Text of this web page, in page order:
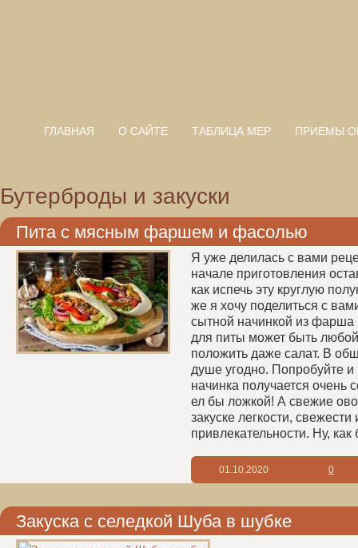
ГЛАВНАЯ О САЙТЕ ТАБЛИЦА МЕР ПРИЕМЫ
Бутерброды и закуски
Пита с мясным фаршем и фасолью
Я уже делилась с вами
начале приготовления
как испечь эту круглую
же я хочу поделиться с
сытной начинкой из
для питы может быть
положить даже салат. В
душе угодно. Попробуйте
начинка получается очень
ел бы ложкой! А свежие
закуске легкости,
привлекательности. Ну, как
01.10.2020 0
Закуска с селедкой Шуба в шубке